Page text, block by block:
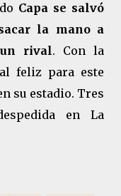
Capa se salvó
la mano a
rival. Con la
feliz para este
su estadio. Tres
en La